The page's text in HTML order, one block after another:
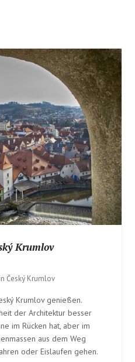
Krumlov
Český Krumlov
Krumlov genießen.
der Architektur besser
im Rücken hat, aber im
aus dem Weg
oder Eislaufen gehen.